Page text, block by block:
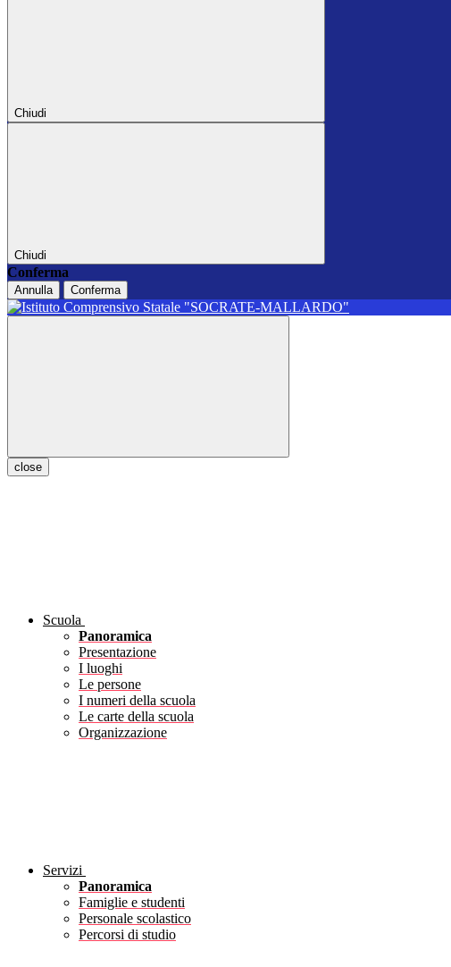
Chiudi
Chiudi
Conferma
Annulla Conferma
close
Scuola
Panoramica
Presentazione
I luoghi
Le persone
I numeri della scuola
Le carte della scuola
Organizzazione
Servizi
Panoramica
Famiglie e studenti
Personale scolastico
Percorsi di studio